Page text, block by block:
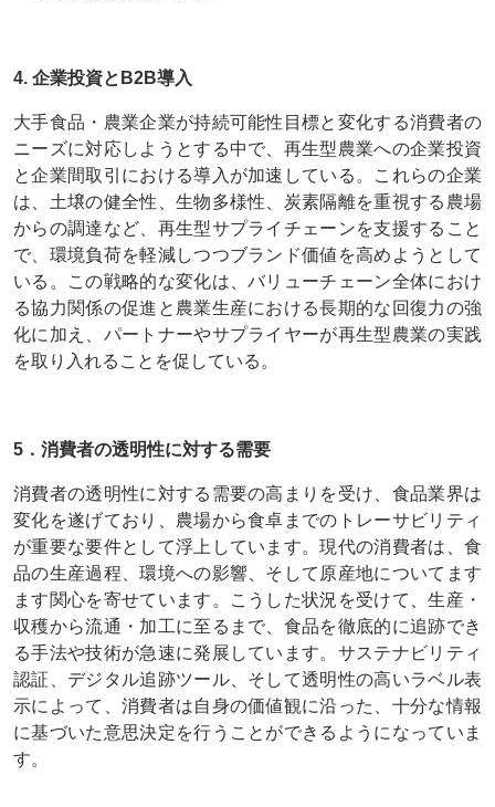
4. 企業投資とB2B導入
大手食品・農業企業が持続可能性目標と変化する消費者の
ニーズに対応しようとする中で、再生型農業への企業投資
と企業間取引における導入が加速している。これらの企業
は、土壌の健全性、生物多様性、炭素隔離を重視する農場
からの調達など、再生型サプライチェーンを支援すること
で、環境負荷を軽減しつつブランド価値を高めようとして
いる。この戦略的な変化は、バリューチェーン全体におけ
る協力関係の促進と農業生産における長期的な回復力の強
化に加え、パートナーやサプライヤーが再生型農業の実践
を取り入れることを促している。
5．消費者の透明性に対する需要
消費者の透明性に対する需要の高まりを受け、食品業界は
変化を遂げており、農場から食卓までのトレーサビリティ
が重要な要件として浮上しています。現代の消費者は、食
品の生産過程、環境への影響、そして原産地についてます
ます関心を寄せています。こうした状況を受けて、生産・
収穫から流通・加工に至るまで、食品を徹底的に追跡でき
る手法や技術が急速に発展しています。サステナビリティ
認証、デジタル追跡ツール、そして透明性の高いラベル表
示によって、消費者は自身の価値観に沿った、十分な情報
に基づいた意思決定を行うことができるようになっていま
す。